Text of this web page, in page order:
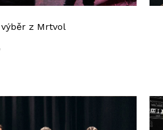
výběr z Mrtvol